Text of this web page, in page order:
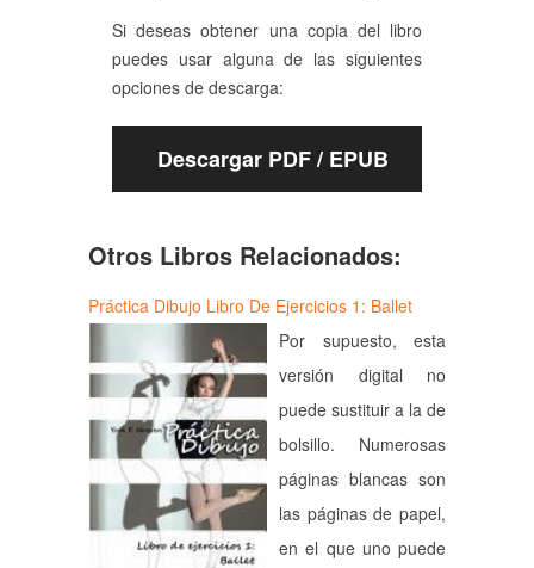
Si deseas obtener una copia del libro
puedes usar alguna de las siguientes
opciones de descarga:
Descargar PDF / EPUB
Otros Libros Relacionados:
Práctica Dibujo Libro De Ejercicios 1: Ballet
Por supuesto, esta
versión digital no
puede sustituir a la de
bolsillo. Numerosas
páginas blancas son
las páginas de papel,
en el que uno puede